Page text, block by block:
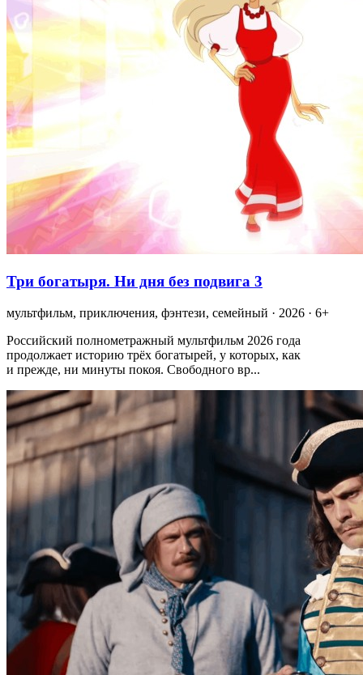
Три богатыря. Ни дня без подвига 3
мультфильм, приключения, фэнтези, семейный · 2026 · 6+
Российский полнометражный мультфильм 2026 года
продолжает историю трёх богатырей, у которых, как
и прежде, ни минуты покоя. Свободного вр...